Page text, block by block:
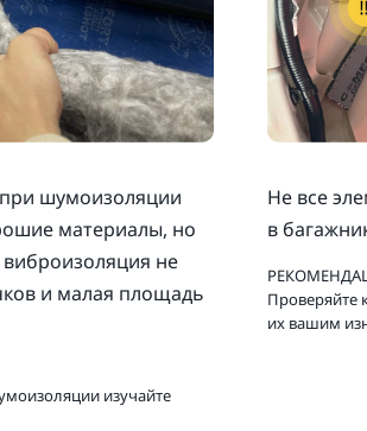
шумоизоляции
материалы, но
не
и малая площадь
изучайте
Не все
в
Проверяйте
их вашим